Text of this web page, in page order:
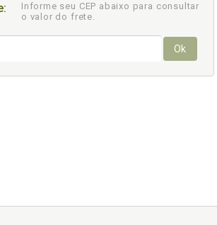
Informe seu CEP abaixo para consultar
o valor do frete.
Ok